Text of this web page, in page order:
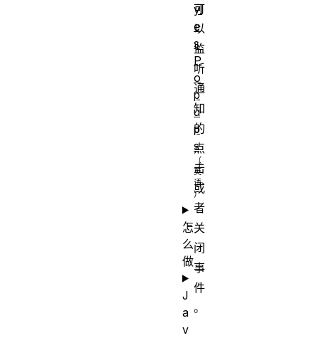
可
以
监
听
通
知
的
点
击
或
者
关
闭
事
件
。
yl
e
s
P
o
p
u
p
s
怎
么
做
J
a
v